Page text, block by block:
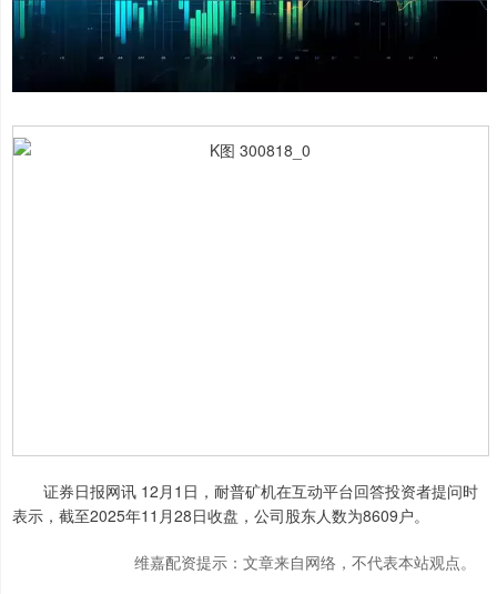
证券日报网讯 12月1日，耐普矿机在互动平台回答投资者提问时
表示，截至2025年11月28日收盘，公司股东人数为8609户。
维嘉配资提示：文章来自网络，不代表本站观点。